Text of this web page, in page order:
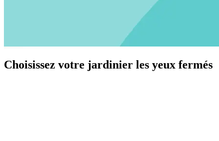
Choisissez votre jardinier les yeux fermés